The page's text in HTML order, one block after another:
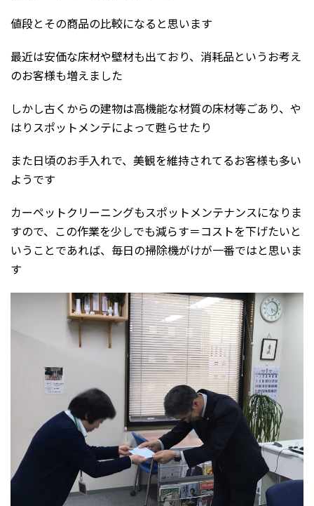
値段とその商品の比較になると思います
最近は安価な床材や壁材も出ており、消耗品というお考え
のお客様も増えました
しかし古くからの建物は高機能な材質の床材等ごあり、や
はりスポットメンテによって甦らせたり
また日頃のお手入れで、美観を維持されてるお客様も多い
ようです
カーペットクリーニングもスポットメンテナンスになりま
すので、この作業を少しでも減らす＝コストを下げたいと
いうことであれば、毎日の掃除機がけが一番ではと思いま
す